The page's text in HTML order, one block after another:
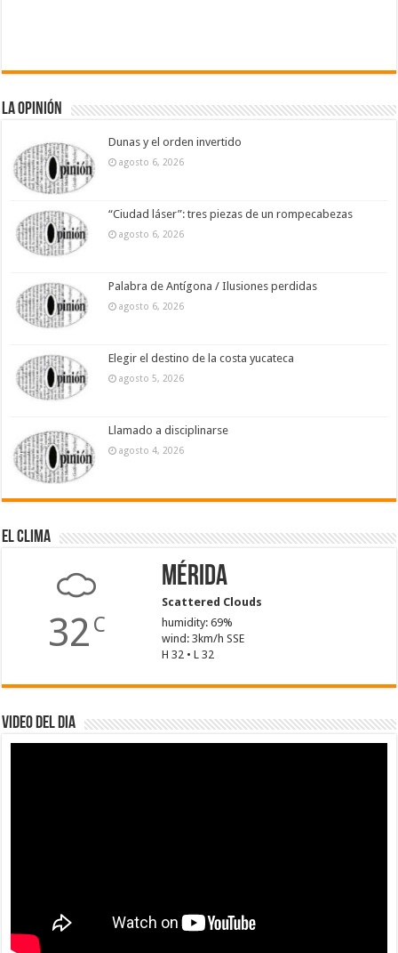
La Opinión
Dunas y el orden invertido
agosto 6, 2026
“Ciudad láser”: tres piezas de un rompecabezas
agosto 6, 2026
Palabra de Antígona / Ilusiones perdidas
agosto 6, 2026
Elegir el destino de la costa yucateca
agosto 5, 2026
Llamado a disciplinarse
agosto 4, 2026
El Clima
32 C
Mérida
Scattered Clouds
humidity: 69%
wind: 3km/h SSE
H 32 • L 32
Video del dia